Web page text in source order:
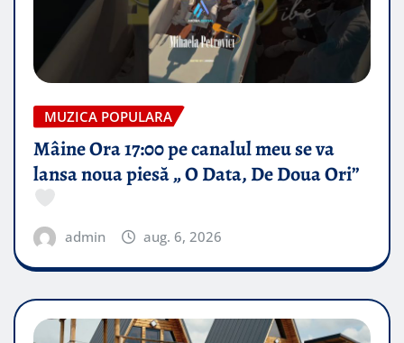
MUZICA POPULARA
Mâine Ora 17:00 pe canalul meu se va
lansa noua piesă „ O Data, De Doua Ori”
admin aug. 6, 2026